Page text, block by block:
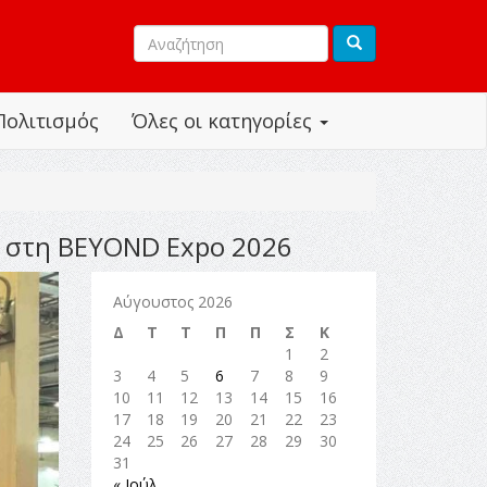
Όλες οι κατηγορίες
BEYOND Expo 2026
Αύγουστος 2026
Δ
Τ Τ Π Π Σ
Κ
1
2
3
4 5 6 7 8
9
10
11 12 13 14 15
16
17
18 19 20 21 22
23
24
25 26 27 28 29
30
31